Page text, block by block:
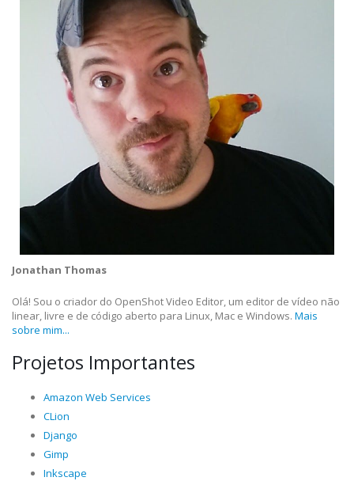
Jonathan Thomas
Olá! Sou o criador do OpenShot Video Editor, um editor de vídeo não
linear, livre e de código aberto para Linux, Mac e Windows. Mais
sobre mim...
Projetos Importantes
Amazon Web Services
CLion
Django
Gimp
Inkscape